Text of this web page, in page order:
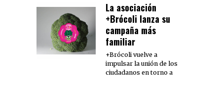
La asociación
+Brócoli lanza su
campaña más
familiar
+Brócoli vuelve a
impulsar la unión de los
ciudadanos en torno a